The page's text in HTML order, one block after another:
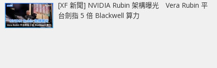
[XF 新聞] NVIDIA Rubin 架構曝光 Vera Rubin 平
台劍指 5 倍 Blackwell 算力